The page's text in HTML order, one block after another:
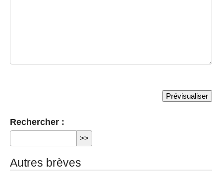
Rechercher :
Autres brèves